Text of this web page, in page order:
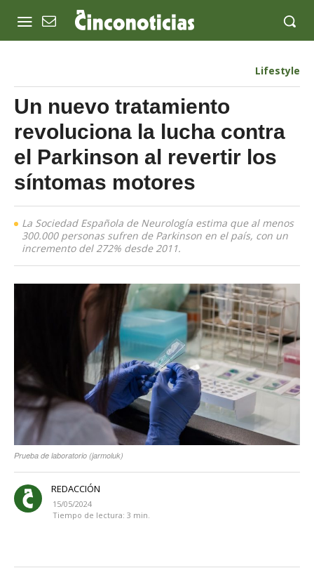
Lifestyle
Un nuevo tratamiento
revoluciona la lucha contra
el Parkinson al revertir los
síntomas motores
La Sociedad Española de Neurología estima que al menos
300.000 personas sufren de Parkinson en el país, con un
incremento del 272% desde 2011.
Prueba de laboratorio (jarmoluk)
REDACCIÓN
15/05/2024
Tiempo de lectura: 3 min.